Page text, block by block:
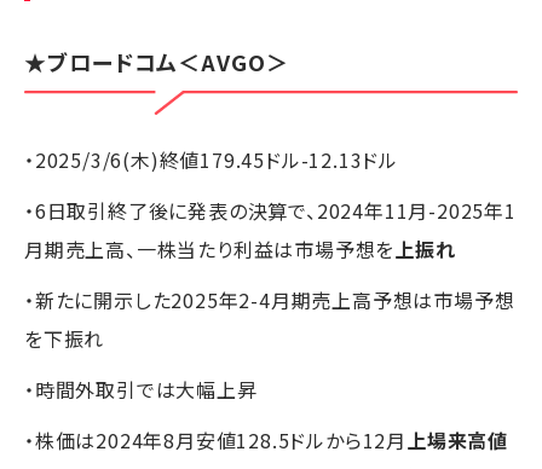
★ブロードコム＜AVGO＞
・2025/3/6(木)終値179.45ドル-12.13ドル
・6日取引終了後に発表の決算で、2024年11月-2025年1
月期売上高、一株当たり利益は市場予想を上振れ
・新たに開示した2025年2-4月期売上高予想は市場予想
を下振れ
・時間外取引では大幅上昇
・株価は2024年8月安値128.5ドルから12月上場来高値